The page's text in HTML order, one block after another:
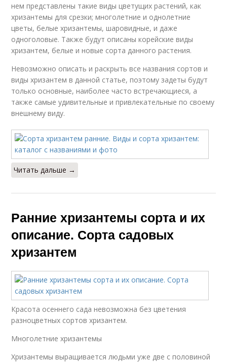
нем представлены такие виды цветущих растений, как
хризантемы для срезки; многолетние и однолетние
цветы, белые хризантемы, шаровидные, и даже
одноголовые. Также будут описаны корейские виды
хризантем, белые и новые сорта данного растения.
Невозможно описать и раскрыть все названия сортов и
виды хризантем в данной статье, поэтому задеты будут
только основные, наиболее часто встречающиеся, а
также самые удивительные и привлекательные по своему
внешнему виду.
Читать дальше →
Ранние хризантемы сорта и их
описание. Сорта садовых
хризантем
Красота осеннего сада невозможна без цветения
разноцветных сортов хризантем.
Многолетние хризантемы
Хризантемы выращивается людьми уже две с половиной